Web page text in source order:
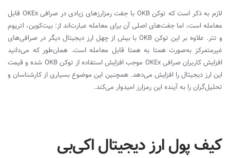
لازم به ذکر است که توکنOKB با جفت رمزارزهای زیادی در صرافیOKEx قابل
معامله است، اما جفت‌های اصلی آن برای معامله عبارت‌اند از: بیت‌کوین، اتريوم
و تتر. علاوه بر این توکن OKBبا بیش از چهل ارز دیجیتال دیگر در صرافی‌های
غیرمتمرکز به‌صورت همتا به همتا قابل معامله است. همان‌طور که می‌دانید
افزایش کاربران صرافیOKEx موجب افزایش استفاده از توکنOKB شده و قیمت
این ارز دیجیتال را افزایش می‌دهد. همچنین این موضوع بسیاری از کارشناسان و
تحلیل‌گران را به آینده این رمزارز امیدوار می‌کند.
کیف پول ارز دیجیتال اکی‌بی